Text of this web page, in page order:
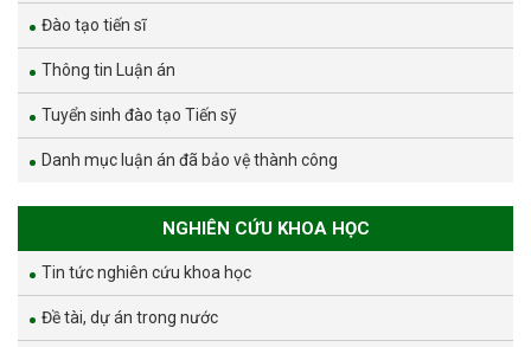
Đào tạo tiến sĩ
Thông tin Luận án
Tuyển sinh đào tạo Tiến sỹ
Danh mục luận án đã bảo vệ thành công
NGHIÊN CỨU KHOA HỌC
Tin tức nghiên cứu khoa học
Đề tài, dự án trong nước